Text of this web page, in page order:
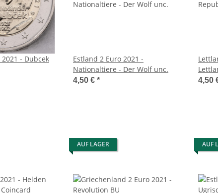
- Dubcek
Estland 2 Euro 2021 -
Nationaltiere - Der Wolf unc.
4,50 € * 4,50
AUF LAGER AUF